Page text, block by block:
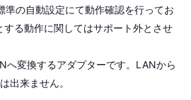
の自動設定にて動作確認を行ってお
する動作に関してはサポート外とさせ
変換するアダプターです。LANから
出来ません。